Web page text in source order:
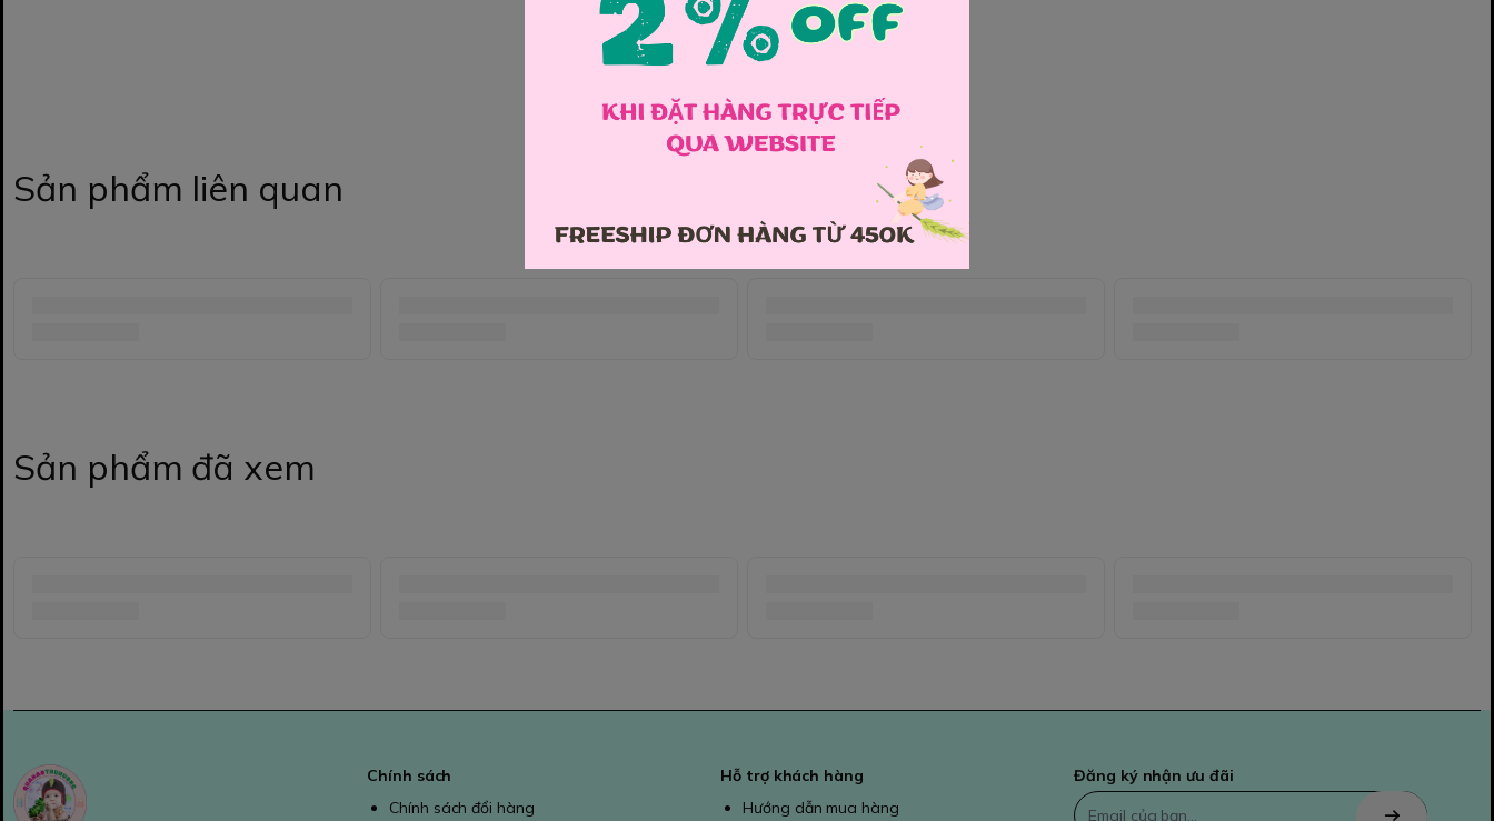
Sản phẩm liên quan
Sản phẩm đã xem
Chính sách
Chính sách đổi hàng
Hỗ trợ khách hàng
Hướng dẫn mua hàng
Đăng ký nhận ưu đãi